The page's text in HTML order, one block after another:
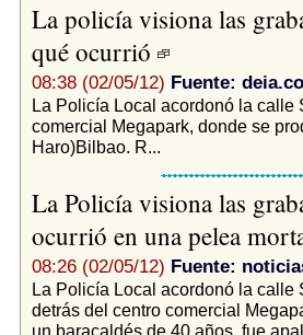
La policía visiona las
qué ocurrió
08:38 (02/05/12) Fuente:
La Policía Local acordonó la calle
comercial Megapark, donde se
Haro)Bilbao. R...
La Policía visiona las
ocurrió en una pelea
08:26 (02/05/12) Fuente:
La Policía Local acordonó la calle
detrás del centro comercial
un baracaldés de 40 años, fue